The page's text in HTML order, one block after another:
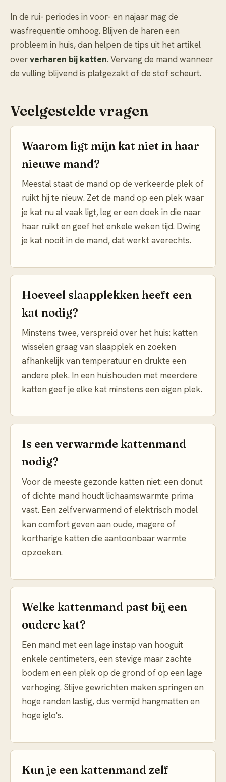
In de rui- periodes in voor- en najaar mag de
wasfrequentie omhoog. Blijven de haren een
probleem in huis, dan helpen de tips uit het artikel
oververharen bij katten. Vervang de mand wanneer
de vulling blijvend is platgezakt of de stof scheurt.
Veelgestelde vragen
Waarom ligt mijn kat niet in haar
nieuwe mand?
Meestal staat de mand op de verkeerde plek of
ruikt hij te nieuw. Zet de mand op een plek waar
je kat nu al vaak ligt, leg er een doek in die naar
haar ruikt en geef het enkele weken tijd. Dwing
je kat nooit in de mand, dat werkt averechts.
Hoeveel slaapplekken heeft een
kat nodig?
Minstens twee, verspreid over het huis: katten
wisselen graag van slaapplek en zoeken
afhankelijk van temperatuur en drukte een
andere plek. In een huishouden met meerdere
katten geef je elke kat minstens een eigen plek.
Is een verwarmde kattenmand
nodig?
Voor de meeste gezonde katten niet: een donut
of dichte mand houdt lichaamswarmte prima
vast. Een zelfverwarmend of elektrisch model
kan comfort geven aan oude, magere of
kortharige katten die aantoonbaar warmte
opzoeken.
Welke kattenmand past bij een
oudere kat?
Een mand met een lage instap van hooguit
enkele centimeters, een stevige maar zachte
bodem en een plek op de grond of op een lage
verhoging. Stijve gewrichten maken springen en
hoge randen lastig, dus vermijd hangmatten en
hoge iglo's.
Kun je een kattenmand zelf